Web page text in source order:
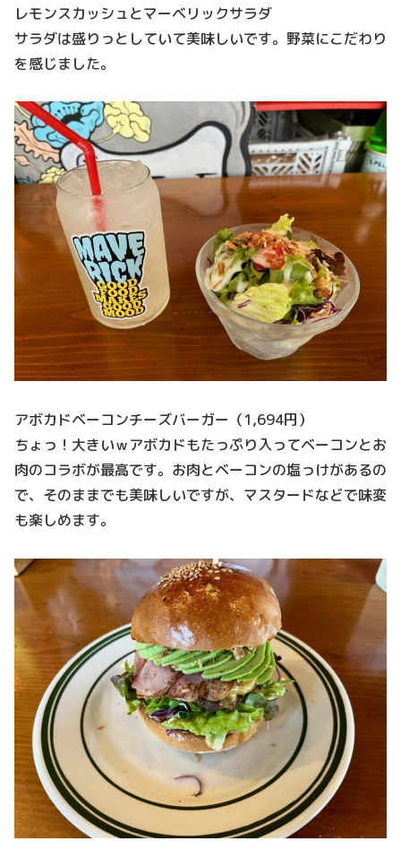
レモンスカッシュとマーベリックサラダ
サラダは盛りっとしていて美味しいです。野菜にこだわり
を感じました。
アボカドベーコンチーズバーガー（1,694円）
ちょっ！大きいｗアボカドもたっぷり入ってベーコンとお
肉のコラボが最高です。お肉とベーコンの塩っけがあるの
で、そのままでも美味しいですが、マスタードなどで味変
も楽しめます。